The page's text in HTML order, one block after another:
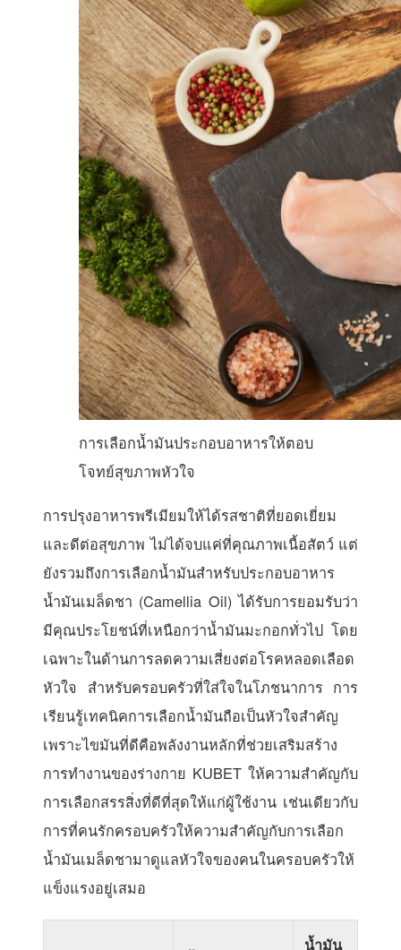
การเลือกน้ำมันประกอบอาหารให้ตอบ
โจทย์สุขภาพหัวใจ
การปรุงอาหารพรีเมียมให้ได้รสชาติที่ยอดเยี่ยม
และดีต่อสุขภาพ ไม่ได้จบแค่ที่คุณภาพเนื้อสัตว์ แต่
ยังรวมถึงการเลือกน้ำมันสำหรับประกอบอาหาร
น้ำมันเมล็ดชา (Camellia Oil) ได้รับการยอมรับว่า
มีคุณประโยชน์ที่เหนือกว่าน้ำมันมะกอกทั่วไป โดย
เฉพาะในด้านการลดความเสี่ยงต่อโรคหลอดเลือด
หัวใจ สำหรับครอบครัวที่ใส่ใจในโภชนาการ การ
เรียนรู้เทคนิคการเลือกน้ำมันถือเป็นหัวใจสำคัญ
เพราะไขมันที่ดีคือพลังงานหลักที่ช่วยเสริมสร้าง
การทำงานของร่างกาย KUBET ให้ความสำคัญกับ
การเลือกสรรสิ่งที่ดีที่สุดให้แก่ผู้ใช้งาน เช่นเดียวกับ
การที่คนรักครอบครัวให้ความสำคัญกับการเลือก
น้ำมันเมล็ดชามาดูแลหัวใจของคนในครอบครัวให้
แข็งแรงอยู่เสมอ
น้ำมัน